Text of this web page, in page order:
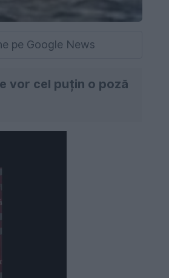
pe Google News
vor cel puțin o poză